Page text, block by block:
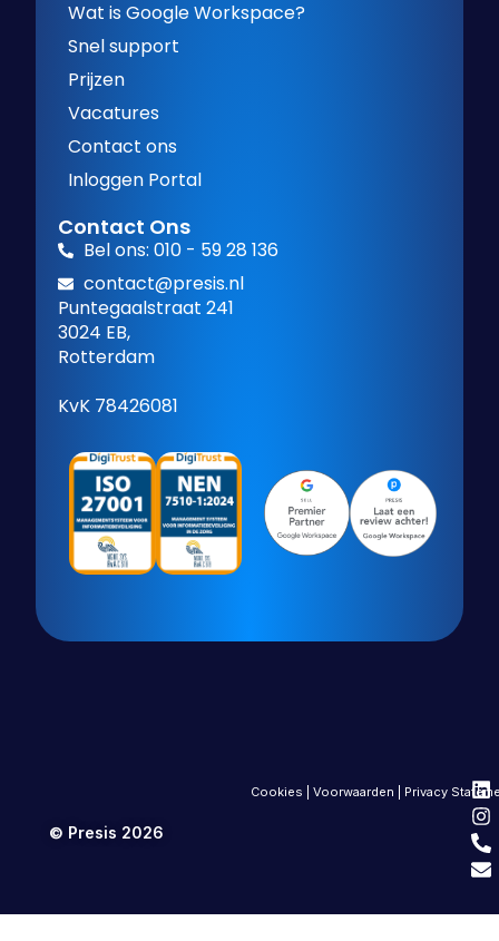
Wat is Google Workspace?
Snel support
Prijzen
Vacatures
Contact ons
Inloggen Portal
Contact Ons
Bel ons: 010 - 59 28 136
contact@presis.nl
Puntegaalstraat 241
3024 EB,
Rotterdam
KvK 78426081
© Presis 2026
Cookies |Voorwaarden Privacy